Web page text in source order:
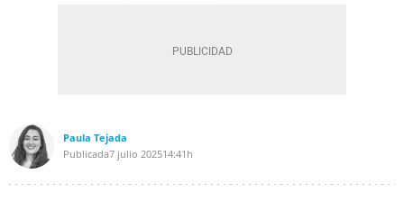
Paula Tejada
Publicada7 julio 202514:41h